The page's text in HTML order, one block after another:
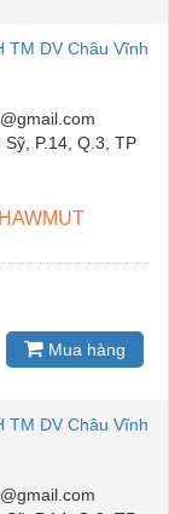
TM DV Châu Vĩnh
P.14, Q.3, TP
Mua hàng
TM DV Châu Vĩnh